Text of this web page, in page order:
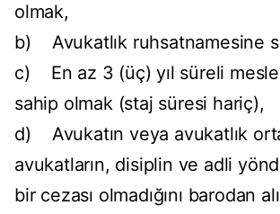
olmak,
b) Avukatlık ruhsatnamesine
c) En az 3 (üç) yıl süreli
sahip olmak (staj süresi hariç),
d) Avukatın veya avukatlık
avukatların, disiplin ve adli
bir cezası olmadığını barodan